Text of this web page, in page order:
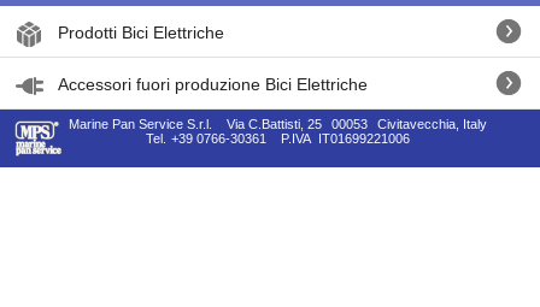
Prodotti Bici Elettriche
Accessori fuori produzione Bici Elettriche
Marine Pan Service S.r.l. Via C.Battisti, 25 00053
Civitavecchia, Italy
Tel.
+39 0766-30361 P.IVA IT01699221006